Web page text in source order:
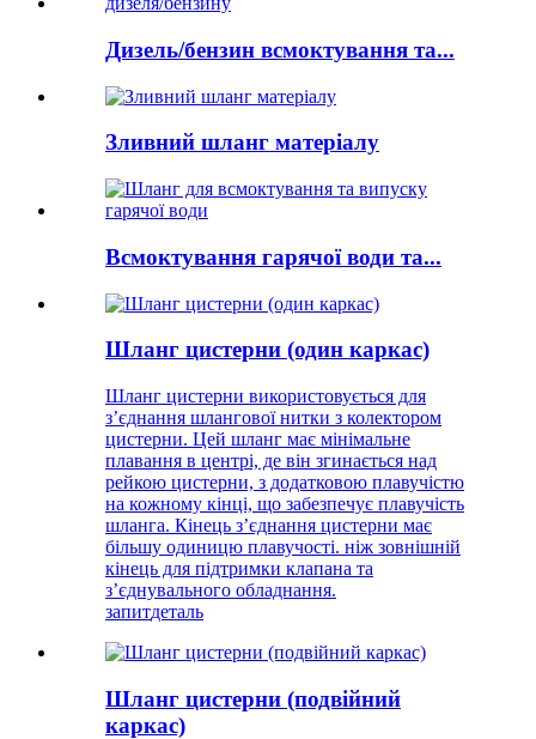
Дизель/бензин всмоктування та...
Зливний шланг матеріалу
Всмоктування гарячої води та...
Шланг цистерни (один каркас)
Шланг цистерни використовується для
з’єднання шлангової нитки з колектором
цистерни. Цей шланг має мінімальне
плавання в центрі, де він згинається над
рейкою цистерни, з додатковою плавучістю
на кожному кінці, що забезпечує плавучість
шланга. Кінець з’єднання цистерни має
більшу одиницю плавучості. ніж зовнішній
кінець для підтримки клапана та
з’єднувального обладнання.
запитдеталь
Шланг цистерни (подвійний
каркас)